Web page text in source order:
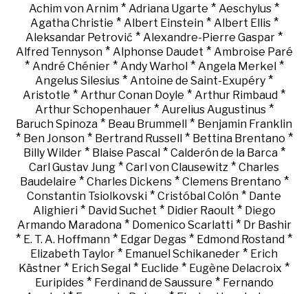
Achim von Arnim * Adriana Ugarte * Aeschylus *
Agatha Christie * Albert Einstein* Albert Ellis*
Aleksandar Petrović * Alexandre-Pierre Gaspar *
Alfred Tennyson* Alphonse Daudet * Ambroise Paré
* André Chénier* Andy Warhol * Angela Merkel *
Angelus Silesius * Antoine de Saint-Exupéry *
Aristotle * Arthur Conan Doyle * Arthur Rimbaud *
Arthur Schopenhauer* Aurelius Augustinus*
Baruch Spinoza * Beau Brummell * Benjamin Franklin
* Ben Jonson* Bertrand Russell * Bettina Brentano *
Billy Wilder* Blaise Pascal* Calderón de la Barca*
Carl Gustav Jung * Carl von Clausewitz * Charles
Baudelaire * Charles Dickens* Clemens Brentano *
Constantin Tsiolkovski * Cristóbal Colón * Dante
Alighieri* David Suchet * Didier Raoult * Diego
Armando Maradona* Domenico Scarlatti* Dr Bashir
* E. T. A. Hoffmann * Edgar Degas * Edmond Rostand *
Elizabeth Taylor * Emanuel Schikaneder * Erich
Kästner * Erich Segal * Euclide * Eugène Delacroix *
Euripides* Ferdinand de Saussure * Fernando